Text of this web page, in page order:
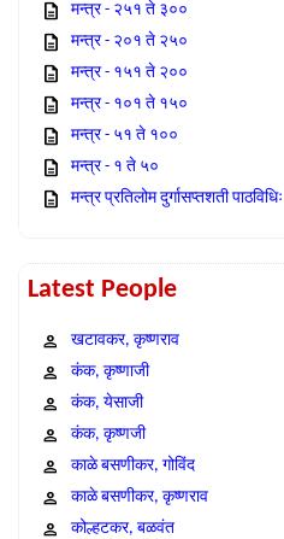
मन्त्र - २५१ ते ३००
मन्त्र - २०१ ते २५०
मन्त्र - १५१ ते २००
मन्त्र - १०१ ते १५०
मन्त्र - ५१ ते १००
मन्त्र - १ ते ५०
मन्त्र प्रतिलोम दुर्गासप्तशती पाठविधिः
Latest People
खटावकर, कृष्णराव
कंक, कृष्णाजी
कंक, येसाजी
कंक, कृष्णजी
काळे बसणीकर, गोविंद
काळे बसणीकर, कृष्णराव
कोल्हटकर, बळवंत